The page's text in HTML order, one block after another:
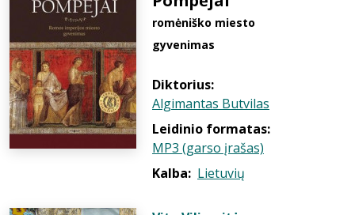
romėniško miesto
gyvenimas
Diktorius:
Algimantas Butvilas
Leidinio formatas:
MP3 (garso įrašas)
Kalba: Lietuvių